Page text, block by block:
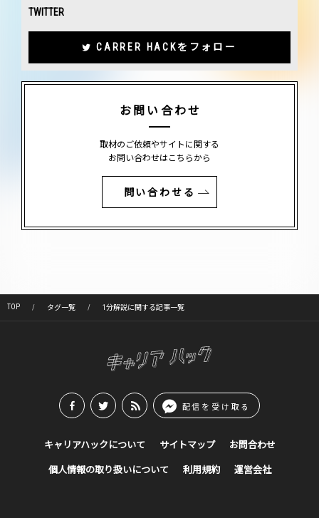
TWITTER
CARRER HACKをフォロー
お問い合わせ
取材のご依頼やサイトに関する
お問い合わせはこちらから
問い合わせる
TOP タグ一覧 1分解説に関する記事一覧
配信を受け取る
キャリアハックについて サイトマップ お問合わせ
個人情報の取り扱いについて 利用規約 運営会社